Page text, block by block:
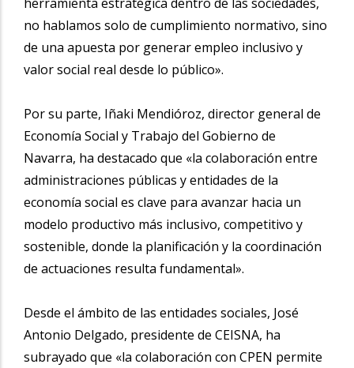
herramienta estratégica dentro de las sociedades,
no hablamos solo de cumplimiento normativo, sino
de una apuesta por generar empleo inclusivo y
valor social real desde lo público».
Por su parte, Iñaki Mendióroz, director general de
Economía Social y Trabajo del Gobierno de
Navarra, ha destacado que «la colaboración entre
administraciones públicas y entidades de la
economía social es clave para avanzar hacia un
modelo productivo más inclusivo, competitivo y
sostenible, donde la planificación y la coordinación
de actuaciones resulta fundamental».
Desde el ámbito de las entidades sociales, José
Antonio Delgado, presidente de CEISNA, ha
subrayado que «la colaboración con CPEN permite